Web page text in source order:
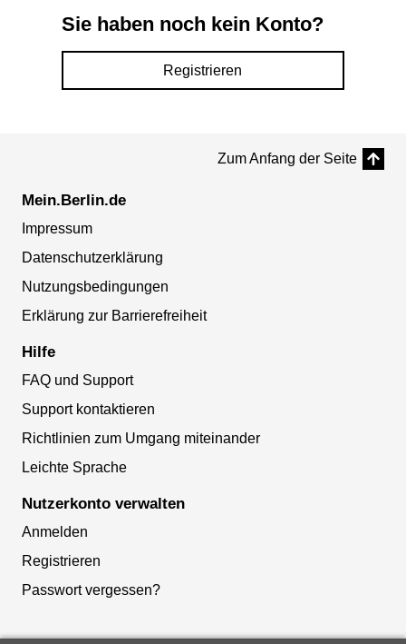
Sie haben noch kein Konto?
Registrieren
Zum Anfang der Seite
Mein.Berlin.de
Impressum
Datenschutzerklärung
Nutzungsbedingungen
Erklärung zur Barrierefreiheit
Hilfe
FAQ und Support
Support kontaktieren
Richtlinien zum Umgang miteinander
Leichte Sprache
Nutzerkonto verwalten
Anmelden
Registrieren
Passwort vergessen?